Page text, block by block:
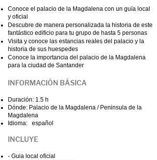
Conoce el palacio de la Magdalena con un guía local
y oficial
Descubre de manera personalizada la historia de este
fantástico edificio para tu grupo de hasta 5 personas
Visita y conoce las estancias reales del palacio y la
historia de sus huespedes
Conoce la importancia del palacio de la Magdalena
para la ciudad de Santander
INFORMACIÓN BÁSICA
Duración: 1.5 h
Dónde: Palacio de la Magdalena / Peninsula de la
Magdalena
Idioma: español
INCLUYE
- Guia local oficial